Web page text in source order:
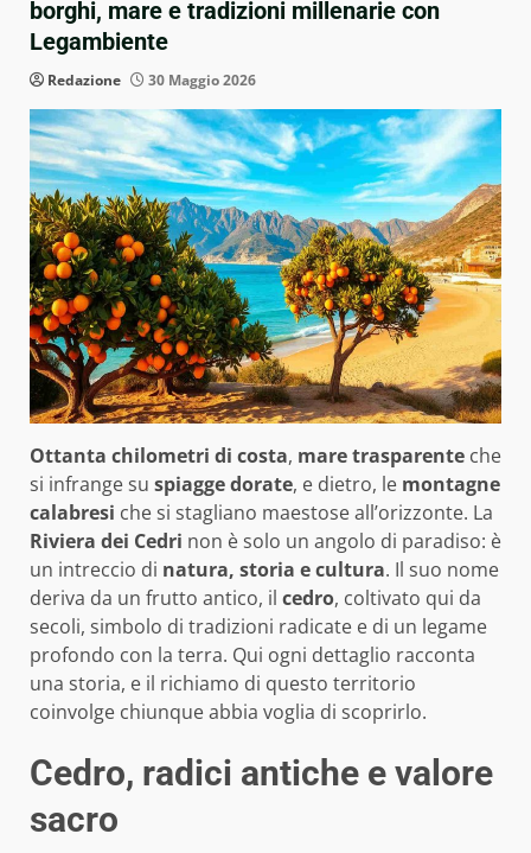
borghi, mare e tradizioni millenarie con
Legambiente
Redazione 30 Maggio 2026
Ottanta chilometri di costa, mare trasparente che
si infrange su spiagge dorate, e dietro, le montagne
calabresi che si stagliano maestose all’orizzonte. La
Riviera dei Cedri non è solo un angolo di paradiso: è
un intreccio di natura, storia e cultura. Il suo nome
deriva da un frutto antico, il cedro, coltivato qui da
secoli, simbolo di tradizioni radicate e di un legame
profondo con la terra. Qui ogni dettaglio racconta
una storia, e il richiamo di questo territorio
coinvolge chiunque abbia voglia di scoprirlo.
Cedro, radici antiche e valore
sacro